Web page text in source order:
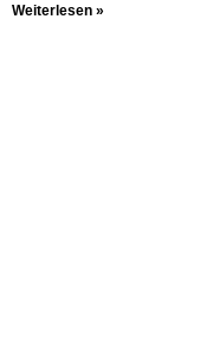
Weiterlesen »